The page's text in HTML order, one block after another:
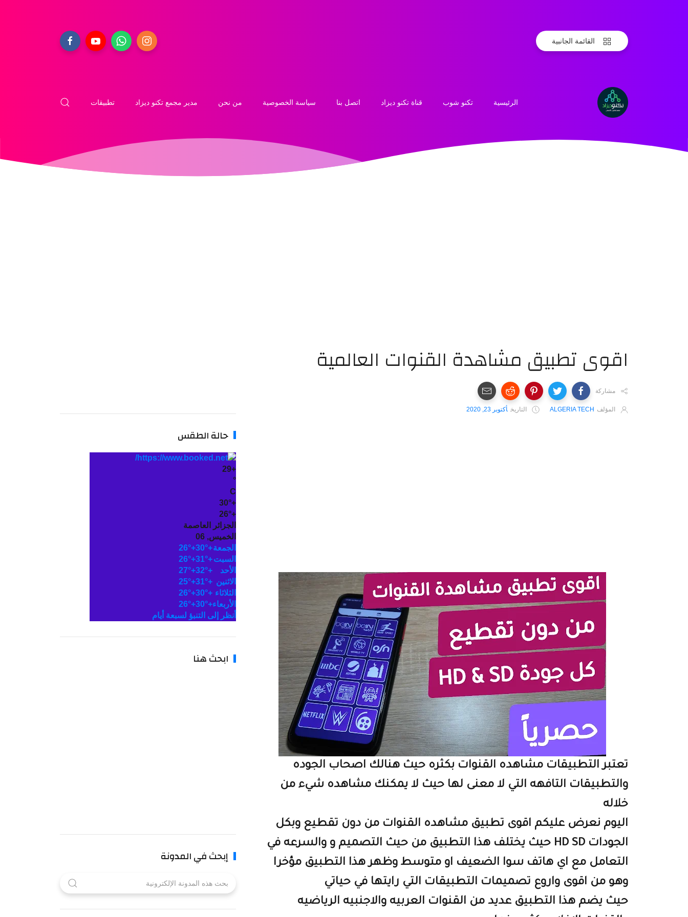
القائمة الجانبية
الرئيسية تكنو شوب قناة تكنو ديزاد اتصل بنا سياسة الخصوصية من نحن مدير مجمع تكنو ديزاد تطبيقات
اقوى تطبيق مشاهدة القنوات ‏العالمية
مشاركة
المؤلف ALGERIA TECH التاريخ أكتوبر 23, 2020
تعتبر التطبيقات مشاهده القنوات بكثره حيث هنالك اصحاب الجوده
والتطبيقات التافهه التي لا معنى لها حيث لا يمكنك مشاهده شيء من
خلاله
اليوم نعرض عليكم اقوى تطبيق مشاهده القنوات من دون تقطيع وبكل
الجودات HD SD حيث يختلف هذا التطبيق من حيث التصميم و والسرعه في
التعامل مع اي هاتف سوا الضعيف او متوسط وظهر هذا التطبيق مؤخرا
وهو من اقوى واروع تصميمات التطبيقات التي رايتها في حياتي
حيث يضم هذا التطبيق عديد من القنوات العربيه والاجنبيه الرياضيه
حالة الطقس
+
29
°
C
+
30°
+
26°
الجزائر العاصمة
الخميس, 06
الجمعة+
30°
+
26°
السبت +
31°
+
26°
الأحد
+
32°
+
27°
الاثنين +
31°
+
25°
الثلاثاء +
30°
+
26°
الأربعاء+
30°
+
26°
أنظر إلى التنبؤ لسبعة أيام
ابحث هنا
إبحث في المدونة